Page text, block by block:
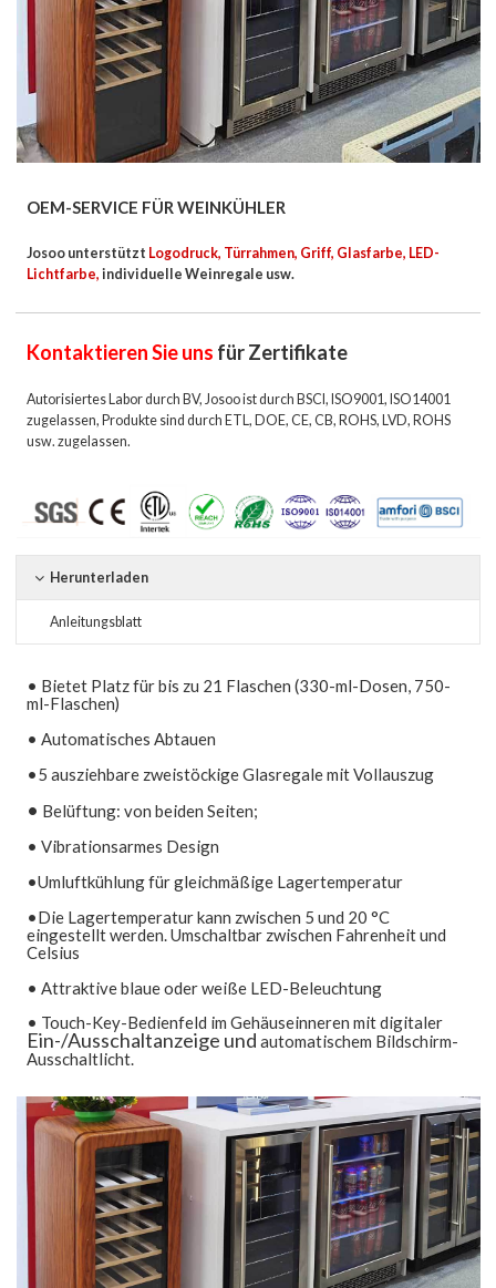
OEM-SERVICE FÜR WEINKÜHLER
Josoo unterstützt Logodruck, Türrahmen, Griff, Glasfarbe, LED-
Lichtfarbe, individuelle Weinregale usw.
Kontaktieren Sie uns für Zertifikate
Autorisiertes Labor durch BV, Josoo ist durch BSCI, ISO9001, ISO14001
zugelassen, Produkte sind durch ETL, DOE, CE, CB, ROHS, LVD, ROHS
usw. zugelassen.
Herunterladen
Anleitungsblatt
• Bietet Platz für bis zu 21 Flaschen (330-ml-Dosen, 750-
ml-Flaschen)
• Automatisches Abtauen
•5 ausziehbare zweistöckige Glasregale mit Vollauszug
• Belüftung: von beiden Seiten;
• Vibrationsarmes Design
•Umluftkühlung für gleichmäßige Lagertemperatur
•Die Lagertemperatur kann zwischen 5 und 20 °C
eingestellt werden. Umschaltbar zwischen Fahrenheit und
Celsius
• Attraktive blaue oder weiße LED-Beleuchtung
• Touch-Key-Bedienfeld im Gehäuseinneren mit digitaler
Ein-/Ausschaltanzeige und automatischem Bildschirm-
Ausschaltlicht.